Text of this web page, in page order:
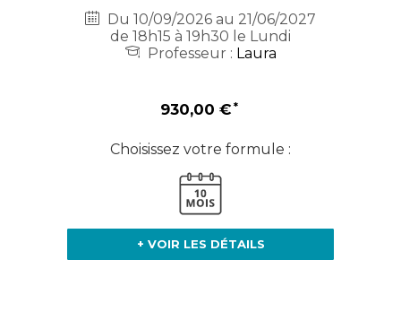
Du 10/09/2026 au 21/06/2027
de 18h15 à 19h30 le Lundi
Professeur : Laura
930,00 €
Choisissez votre formule :
+ VOIR LES DÉTAILS